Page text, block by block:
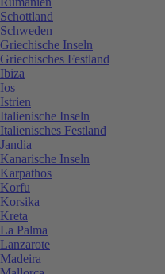
Schottland
Schweden
Griechische Inseln
Griechisches Festland
Ibiza
Ios
Istrien
Italienische Inseln
Italienisches Festland
Jandia
Kanarische Inseln
Karpathos
Korfu
Korsika
Kreta
La Palma
Lanzarote
Madeira